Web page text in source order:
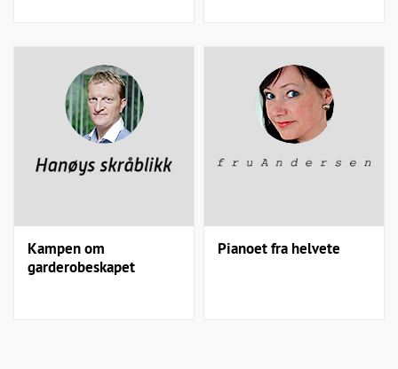
Kampen om
garderobeskapet
Pianoet fra helvete